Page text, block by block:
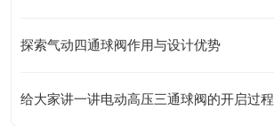
探索气动四通球阀作用与设计优势
给大家讲一讲电动高压三通球阀的开启过程